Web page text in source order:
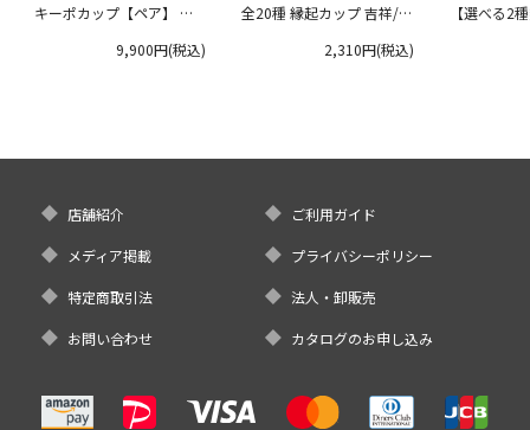
キーポカップ【ペア】 ラ
9,900円(税込)
全20種 縁起カップ 吉祥/青
2,310円(税込)
【選べる2
店舗紹介 ご利用ガイド
メディア掲載 プライバシーポリシー
特定商取引法 法人・卸販売
お問い合わせ カタログのお申し込み